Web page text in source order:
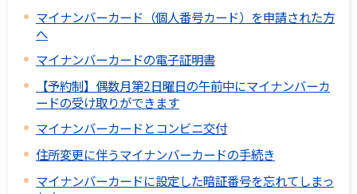
マイナンバーカード（個人番号カード）を申請された方
へ
マイナンバーカードの電子証明書
【予約制】偶数月第2日曜日の午前中にマイナンバーカ
ードの受け取りができます
マイナンバーカードとコンビニ交付
住所変更に伴うマイナンバーカードの手続き
マイナンバーカードに設定した暗証番号を忘れてしまっ